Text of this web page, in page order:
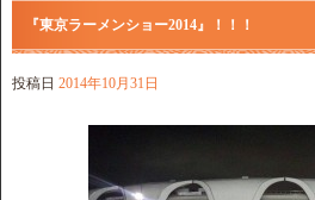
『東京ラーメンショー2014』！！！
投稿日 2014年10月31日